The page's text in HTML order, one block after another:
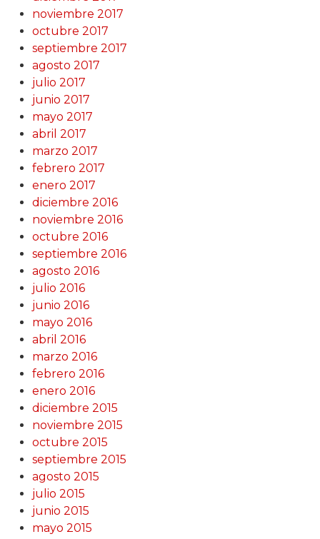
noviembre 2017
octubre 2017
septiembre 2017
agosto 2017
julio 2017
junio 2017
mayo 2017
abril 2017
marzo 2017
febrero 2017
enero 2017
diciembre 2016
noviembre 2016
octubre 2016
septiembre 2016
agosto 2016
julio 2016
junio 2016
mayo 2016
abril 2016
marzo 2016
febrero 2016
enero 2016
diciembre 2015
noviembre 2015
octubre 2015
septiembre 2015
agosto 2015
julio 2015
junio 2015
mayo 2015